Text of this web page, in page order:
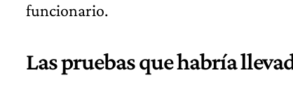
funcionario.
Las pruebas que habría